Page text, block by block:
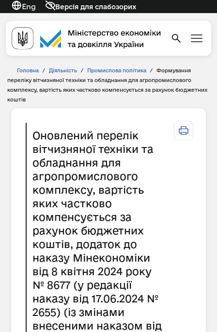
Eng Версія для слабозорих
Головна / Діяльність / Промислова політика /
Формування
переліку вітчизняної техніки та обладнання для агропромислового
комплексу, вартість яких частково компенсується за рахунок бюджетних
коштів
Оновлений перелік
вітчизняної техніки та
обладнання для
агропромислового
комплексу, вартість
яких частково
компенсується за
рахунок бюджетних
коштів, додаток до
наказу Мінекономіки
від 8 квітня 2024 року
№ 8677 (у редакції
наказу від 17.06.2024 №
2655) (із змінами
внесеними наказом від